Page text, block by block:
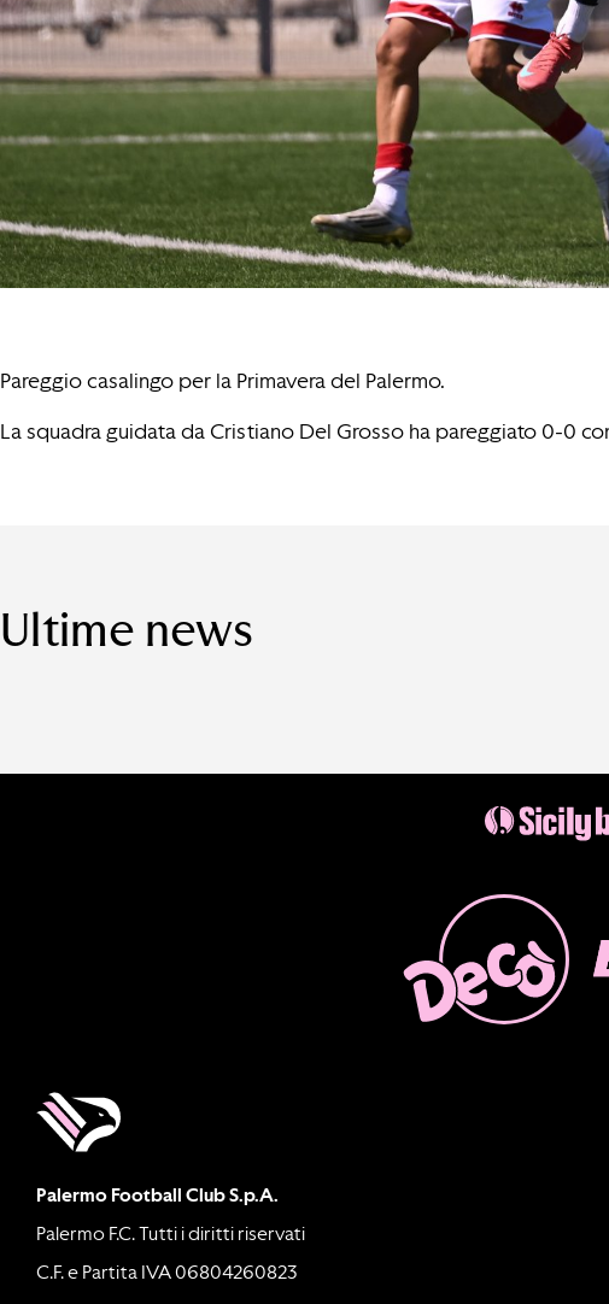
Pareggio casalingo per la Primavera del Palermo.
La squadra guidata da Cristiano Del Grosso ha pareggiato 0-0
Ultime news
Palermo Football Club S.p.A.
Palermo F.C. Tutti i diritti riservati
C.F. e Partita IVA 06804260823